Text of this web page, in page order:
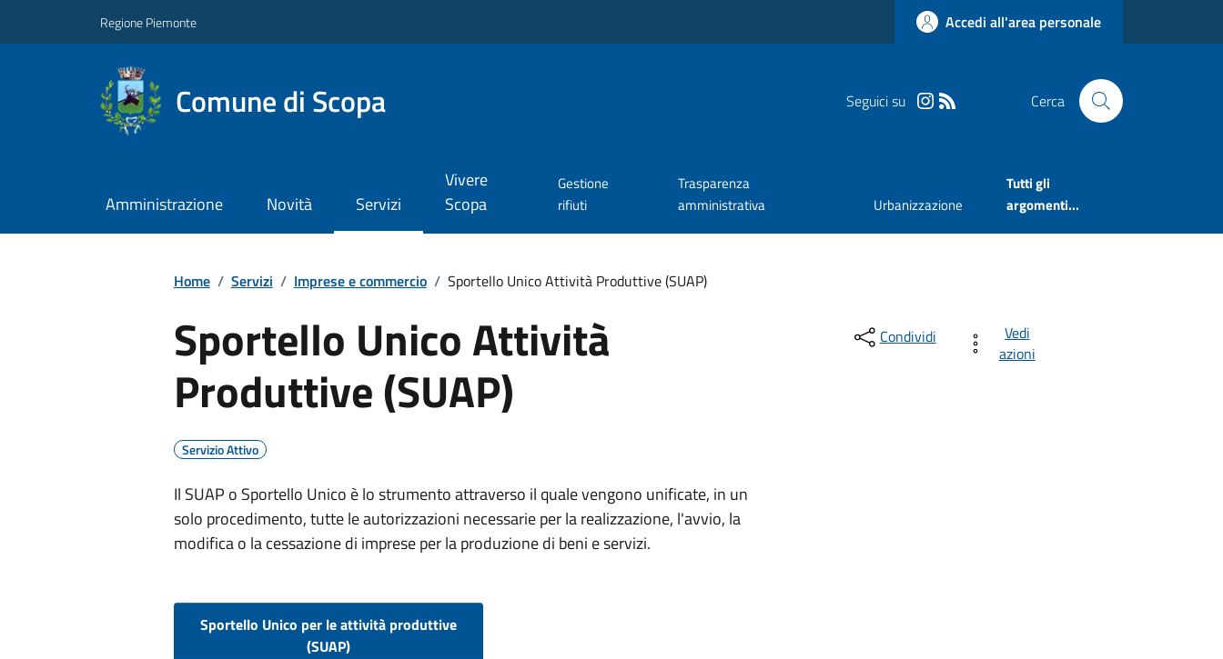
Regione Piemonte Accedi all'area personale
Comune di Scopa Seguici su Cerca
Amministrazione Novità Servizi
Vivere
Scopa
Gestione
rifiuti
Trasparenza
amministrativa
Urbanizzazione
Tutti gli
argomenti...
Home / Servizi / Imprese e commercio / Sportello Unico Attività Produttive (SUAP)
Sportello Unico Attività
Produttive (SUAP)
Servizio Attivo
Il SUAP o Sportello Unico è lo strumento attraverso il quale vengono unificate, in un
solo procedimento, tutte le autorizzazioni necessarie per la realizzazione, l'avvio, la
modifica o la cessazione di imprese per la produzione di beni e servizi.
Sportello Unico per le attività produttive
(SUAP)
Condividi
Vedi
azioni